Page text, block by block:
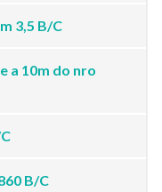
3,5 B/C
a 10m do nro
B/C